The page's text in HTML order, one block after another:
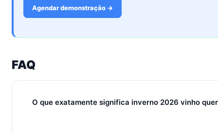
Agendar demonstração →
FAQ
O que exatamente significa inverno 2026 vinho